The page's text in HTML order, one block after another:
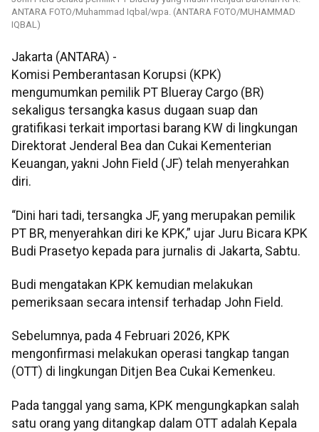
ANTARA FOTO/Muhammad Iqbal/wpa. (ANTARA FOTO/MUHAMMAD
IQBAL)
Jakarta (ANTARA) -
Komisi Pemberantasan Korupsi (KPK)
mengumumkan pemilik PT Blueray Cargo (BR)
sekaligus tersangka kasus dugaan suap dan
gratifikasi terkait importasi barang KW di lingkungan
Direktorat Jenderal Bea dan Cukai Kementerian
Keuangan, yakni John Field (JF) telah menyerahkan
diri.
“Dini hari tadi, tersangka JF, yang merupakan pemilik
PT BR, menyerahkan diri ke KPK,” ujar Juru Bicara KPK
Budi Prasetyo kepada para jurnalis di Jakarta, Sabtu.
Budi mengatakan KPK kemudian melakukan
pemeriksaan secara intensif terhadap John Field.
Sebelumnya, pada 4 Februari 2026, KPK
mengonfirmasi melakukan operasi tangkap tangan
(OTT) di lingkungan Ditjen Bea Cukai Kemenkeu.
Pada tanggal yang sama, KPK mengungkapkan salah
satu orang yang ditangkap dalam OTT adalah Kepala